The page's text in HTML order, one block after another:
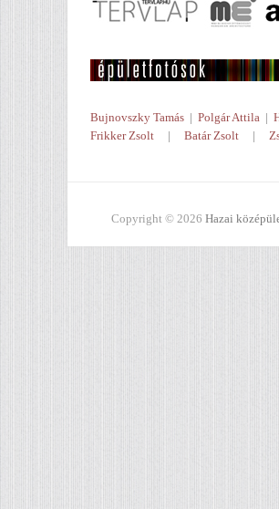
Bujnovszky Tamás | Polgár Attila |
Frikker Zsolt | Batár Zsolt |
Copyright © 2026 Hazai